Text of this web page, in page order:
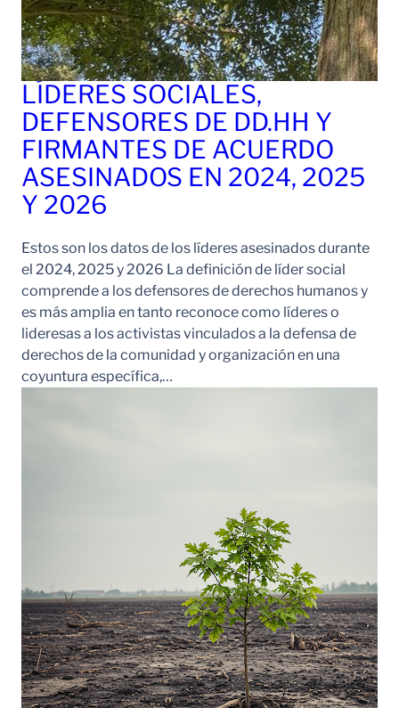
LÍDERES SOCIALES,
DEFENSORES DE DD.HH Y
FIRMANTES DE ACUERDO
ASESINADOS EN 2024, 2025
Y 2026
Estos son los datos de los líderes asesinados durante
el 2024, 2025 y 2026 La definición de líder social
comprende a los defensores de derechos humanos y
es más amplia en tanto reconoce como líderes o
lideresas a los activistas vinculados a la defensa de
derechos de la comunidad y organización en una
coyuntura específica,…